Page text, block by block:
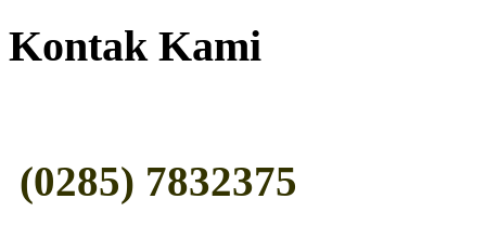
Kontak Kami
(0285) 7832375